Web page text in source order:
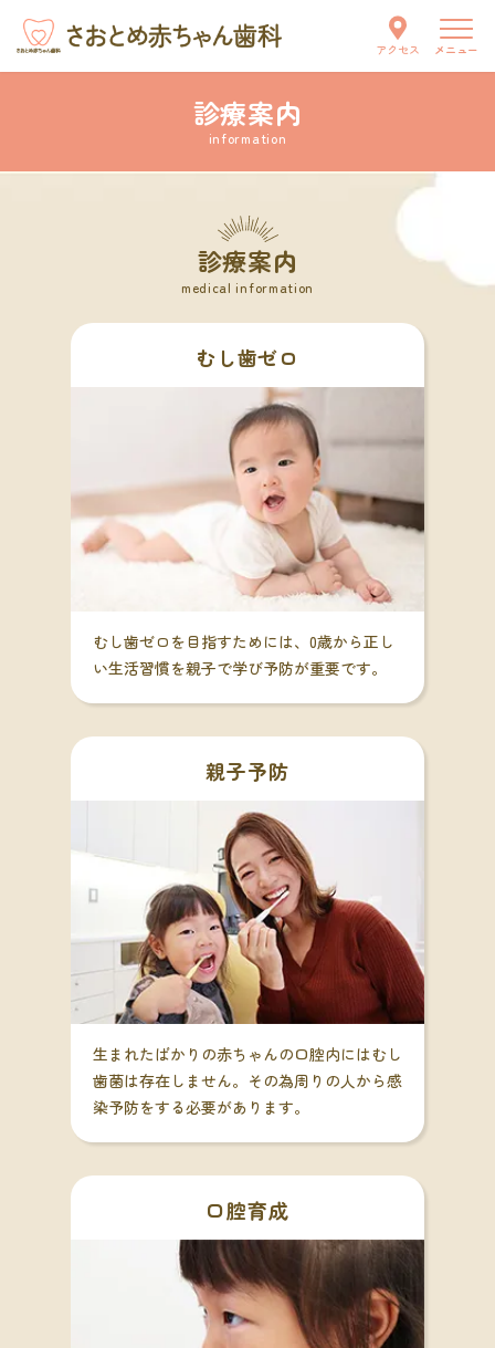
アクセス メニュー
お問い合わせ
予約のお電話はこちらから
0282-27-3737
（受付時間：9:00-17:30）
診療案内
information
診療案内
medical information
むし歯ゼロ
むし歯ゼロを目指すためには、0歳から正し
い生活習慣を親子で学び予防が重要です。
親子予防
生まれたばかりの赤ちゃんの口腔内にはむし
歯菌は存在しません。その為周りの人から感
染予防をする必要があります。
口腔育成